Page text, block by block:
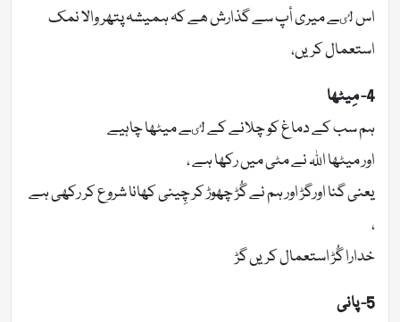
اس لٸے میری أپ سے گذارش ھے کہ ہمیشہ پتھر والا نمک
استعمال کریں،
4- مِیٹھا
ہم سب کے دماغ کو چلانے کے لٸے میٹھا چاہیے
اور میٹھا اللہ نے مٹی میں رکھا ہے ،
یعنی گنا اورگڑ اور ہم نے گُڑ چھوڑ کر چِینی کھانا شروع کر رکھی ہے
،
خدارا گُڑ استعمال کریں گڑ
5- پانی